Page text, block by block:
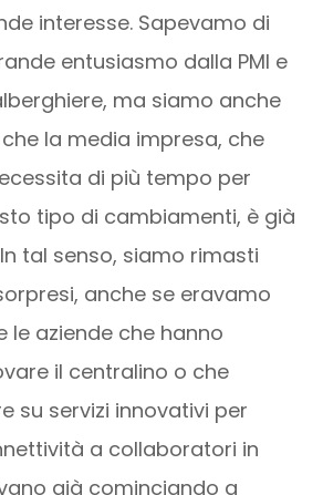
interesse. Sapevamo di
entusiasmo dalla PMI e
ma siamo anche
la media impresa, che
di più tempo per
tipo di cambiamenti, è già
tal senso, siamo rimasti
anche se eravamo
le aziende che hanno
il centralino o che
su servizi innovativi per
a collaboratori in
già cominciando a